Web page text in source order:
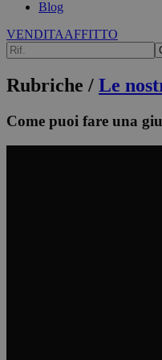
Blog
VENDITAAFFITTO
Rubriche / Le
Come puoi fare una